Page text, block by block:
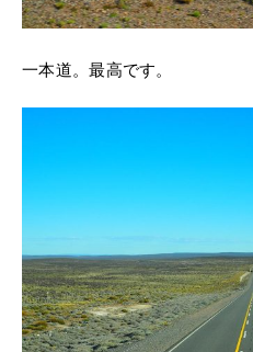
一本道。最高です。